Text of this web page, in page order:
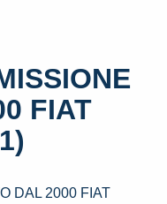
FIAT
DAL 2000 FIAT